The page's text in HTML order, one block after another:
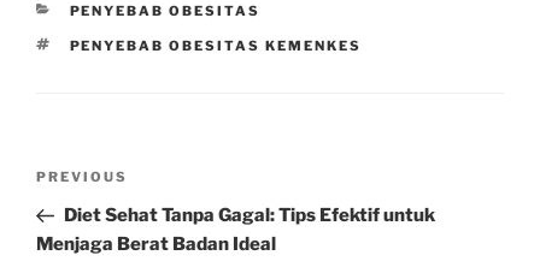
CATEGORIES
PENYEBAB OBESITAS
TAGS
PENYEBAB OBESITAS KEMENKES
Previous
Post
PREVIOUS
Diet Sehat Tanpa Gagal: Tips Efektif untuk
Menjaga Berat Badan Ideal